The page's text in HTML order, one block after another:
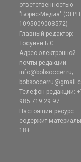
ответственностью
"Борис-Медиа" (ОГРН
1095009003572)
Главный редактор:
Тосунян Б.С.
Адрес электронной
почты редакции:
info@bobsoccer.ru;
Телефон редакции:
985 719 29 97
Настоящий ресурс
содержит
18+